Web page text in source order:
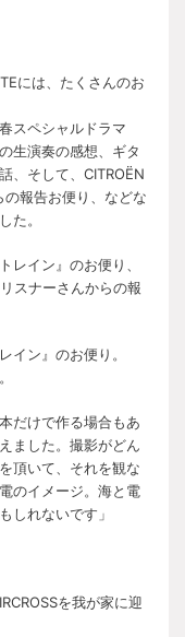
には、たくさんのお
スペシャルドラマ
生演奏の感想、ギタ
、そして、CITROËN
の報告お便り、などな
た。
レイン』のお便り、
スナーさんからの報
イン』のお便り。
だけで作る場合もあ
ました。撮影がどん
頂いて、それを観な
のイメージ。海と電
しれないです」
を我が家に迎